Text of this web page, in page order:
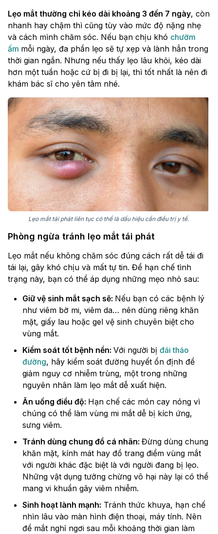
Lẹo mắt thường chỉ kéo dài khoảng 3 đến 7 ngày, còn
nhanh hay chậm thì cũng tùy vào mức độ nặng nhẹ
và cách mình chăm sóc. Nếu bạn chịu khó chườm
ấm mỗi ngày, đa phần lẹo sẽ tự xẹp và lành hẳn trong
thời gian ngắn. Nhưng nếu thấy lẹo lâu khỏi, kéo dài
hơn một tuần hoặc cứ bị đi bị lại, thì tốt nhất là nên đi
khám bác sĩ cho yên tâm nhé.
Lẹo mắt tái phát liên tục có thể là dấu hiệu cần điều trị y tế.
Phòng ngừa tránh lẹo mắt tái phát
Lẹo mắt nếu không chăm sóc đúng cách rất dễ tái đi
tái lại, gây khó chịu và mất tự tin. Để hạn chế tình
trạng này, bạn có thể áp dụng những mẹo nhỏ sau:
Giữ vệ sinh mắt sạch sẽ: Nếu bạn có các bệnh lý
như viêm bờ mi, viêm da… nên dùng riêng khăn
mặt, giấy lau hoặc gel vệ sinh chuyên biệt cho
vùng mắt.
Kiểm soát tốt bệnh nền: Với người bị đái tháo
đường, hãy kiểm soát đường huyết ổn định để
giảm nguy cơ nhiễm trùng, một trong những
nguyên nhân làm lẹo mắt dễ xuất hiện.
Ăn uống điều độ: Hạn chế các món cay nóng vì
chúng có thể làm vùng mi mắt dễ bị kích ứng,
sưng viêm.
Tránh dùng chung đồ cá nhân: Đừng dùng chung
khăn mặt, kính mát hay đồ trang điểm vùng mắt
với người khác đặc biệt là với người đang bị lẹo.
Những vật dụng tưởng chừng vô hại này lại có thể
mang vi khuẩn gây viêm nhiễm.
Sinh hoạt lành mạnh: Tránh thức khuya, hạn chế
nhìn lâu vào màn hình điện thoại, máy tính. Nên
để mắt nghỉ ngơi sau mỗi khoảng thời gian làm